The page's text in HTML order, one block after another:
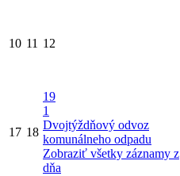
10 11 12
17 18
19
1
Dvojtýždňový odvoz
komunálneho odpadu
Zobraziť všetky záznamy z
dňa